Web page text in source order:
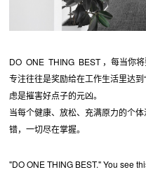
DO ONE THING BEST ，每当你将
专注往往是奖励给在工作生活里达
虑是摧害好点子的元凶。
当每个健康、放松、充满原力的个
错，一切尽在掌握。
"DO ONE THING BEST." You see